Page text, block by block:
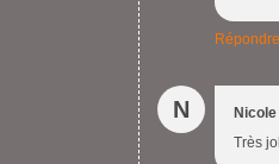
Répondre
N
Très